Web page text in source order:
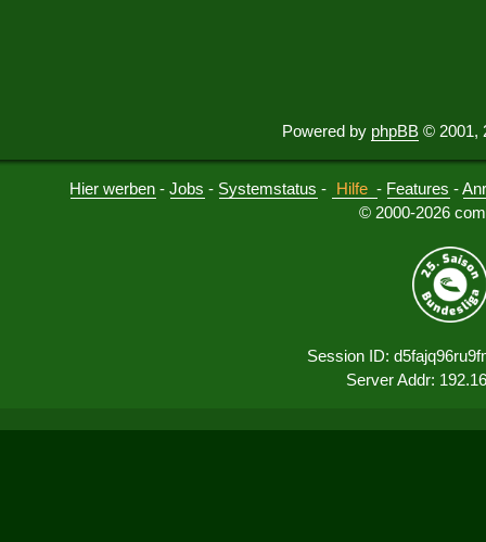
Powered by phpBB © 2001,
Hier werben -Jobs - Systemstatus - Hilfe - Features -
© 2000-2026
Session ID:
Server Addr: